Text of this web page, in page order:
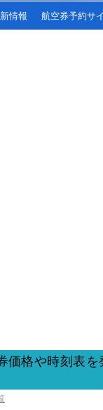
情報 航空券予約サ
価格や時刻表を